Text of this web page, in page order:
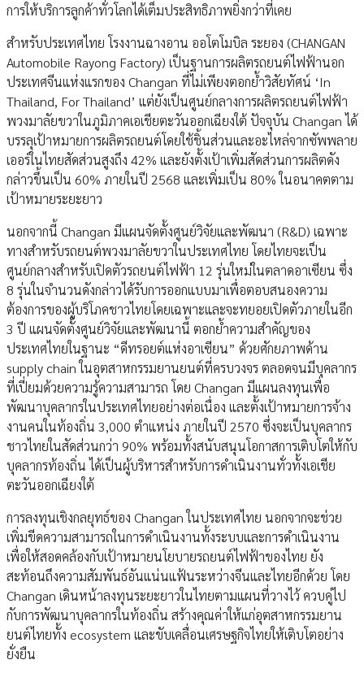
การให้บริการลูกค้าทั่วโลกได้เต็มประสิทธิภาพยิ่งกว่าที่เคย
สำหรับประเทศไทย โรงงานฉางอาน ออโตโมบิล ระยอง (CHANGAN
Automobile Rayong Factory) เป็นฐานการผลิตรถยนต์ไฟฟ้านอก
ประเทศจีนแห่งแรกของ Changan ที่ไม่เพียงตอกย้ำวิสัยทัศน์ ‘In
Thailand, For Thailand’ แต่ยังเป็นศูนย์กลางการผลิตรถยนต์ไฟฟ้า
พวงมาลัยขวาในภูมิภาคเอเชียตะวันออกเฉียงใต้ ปัจจุบัน Changan ได้
บรรลุเป้าหมายการผลิตรถยนต์โดยใช้ชิ้นส่วนและอะไหล่จากซัพพลาย
เออร์ในไทยสัดส่วนสูงถึง 42% และยังตั้งเป้าเพิ่มสัดส่วนการผลิตดัง
กล่าวขึ้นเป็น 60% ภายในปี 2568 และเพิ่มเป็น 80% ในอนาคตตาม
เป้าหมายระยะยาว
นอกจากนี้ Changan มีแผนจัดตั้งศูนย์วิจัยและพัฒนา (R&D) เฉพาะ
ทางสำหรับรถยนต์พวงมาลัยขวาในประเทศไทย โดยไทยจะเป็น
ศูนย์กลางสำหรับเปิดตัวรถยนต์ไฟฟ้า 12 รุ่นใหม่ในตลาดอาเซียน ซึ่ง
8 รุ่นในจำนวนดังกล่าวได้รับการออกแบบมาเพื่อตอบสนองความ
ต้องการของผู้บริโภคชาวไทยโดยเฉพาะและจะทยอยเปิดตัวภายในอีก
3 ปี แผนจัดตั้งศูนย์วิจัยและพัฒนานี้ ตอกย้ำความสำคัญของ
ประเทศไทยในฐานะ “ดีทรอยต์แห่งอาเซียน” ด้วยศักยภาพด้าน
supply chain ในอุตสาหกรรมยานยนต์ที่ครบวงจร ตลอดจนมีบุคลากร
ที่เปี่ยมด้วยความรู้ความสามารถ โดย Changan มีแผนลงทุนเพื่อ
พัฒนาบุคลากรในประเทศไทยอย่างต่อเนื่อง และตั้งเป้าหมายการจ้าง
งานคนในท้องถิ่น 3,000 ตำแหน่ง ภายในปี 2570 ซึ่งจะเป็นบุคลากร
ชาวไทยในสัดส่วนกว่า 90% พร้อมทั้งสนับสนุนโอกาสการเติบโตให้กับ
บุคลากรท้องถิ่น ได้เป็นผู้บริหารสำหรับการดำเนินงานทั่วทั้งเอเชีย
ตะวันออกเฉียงใต้
การลงทุนเชิงกลยุทธ์ของ Changan ในประเทศไทย นอกจากจะช่วย
เพิ่มขีดความสามารถในการดำเนินงานทั้งระบบและการดำเนินงาน
เพื่อให้สอดคล้องกับเป้าหมายนโยบายรถยนต์ไฟฟ้าของไทย ยัง
สะท้อนถึงความสัมพันธ์อันแน่นแฟ้นระหว่างจีนและไทยอีกด้วย โดย
Changan เดินหน้าลงทุนระยะยาวในไทยตามแผนที่วางไว้ ควบคู่ไป
กับการพัฒนาบุคลากรในท้องถิ่น สร้างคุณค่าให้แก่อุตสาหกรรมยาน
ยนต์ไทยทั้ง ecosystem และขับเคลื่อนเศรษฐกิจไทยให้เติบโตอย่าง
ยั่งยืน